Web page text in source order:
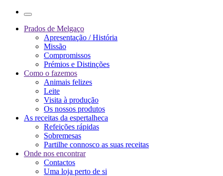
Prados de Melgaço
Apresentação / História
Missão
Compromissos
Prémios e Distinções
Como o fazemos
Animais felizes
Leite
Visita à produção
Os nossos produtos
As receitas da espertalheca
Refeições rápidas
Sobremesas
Partilhe connosco as suas receitas
Onde nos encontrar
Contactos
Uma loja perto de si